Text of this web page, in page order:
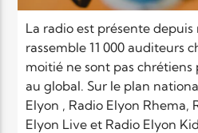
Elyon Rhema
Elyon Hits
La radio est présente depuis
rassemble 11 000 auditeurs
moitié ne sont pas chrétiens
au global. Sur le plan
Elyon , Radio Elyon Rhema,
Elyon Live et Radio Elyon